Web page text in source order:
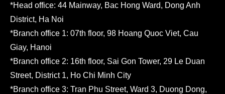
*Head office: 44 Mainway, Bac Hong Ward, Dong Anh
District, Ha Noi
*Branch office 1: 07th floor, 98 Hoang Quoc Viet, Cau
Giay, Hanoi
*Branch office 2: 16th floor, Sai Gon Tower, 29 Le Duan
Street, District 1, Ho Chi Minh City
*Branch office 3: Tran Phu Street, Ward 3, Duong Dong,